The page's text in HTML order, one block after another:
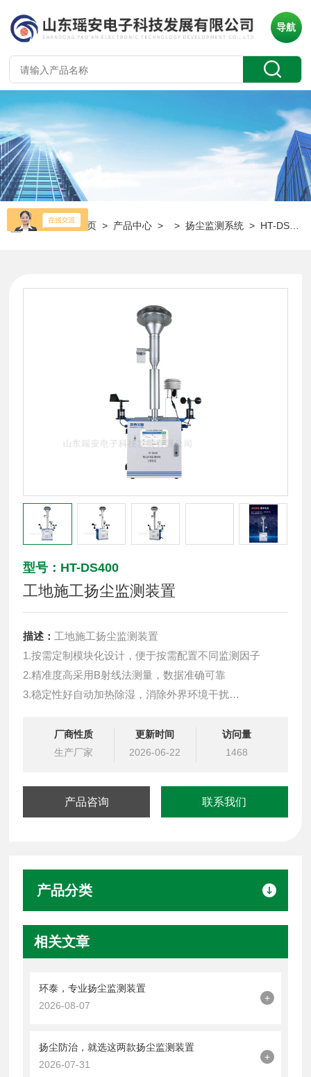
导航
当前位置：首页 > 产品中心 > >扬尘监测系统 > HT-DS400工地施工扬尘监测装置
型号：HT-DS400
工地施工扬尘监测装置
描述： 工地施工扬尘监测装置
1.按需定制模块化设计，便于按需配置不同监测因子
2.精准度高采用B射线法测量，数据准确可靠
3.稳定性好自动加热除湿，消除外界环境干扰
5.自动采样 间隔1小时采样并记录相关数据
6.便于布点 4G 无线传输稳定，适合大规模网格化布点
厂商性质
生产厂家
更新时间
2026-06-22
访问量
1468
产品咨询 联系我们
产品分类
相关文章
环泰，专业扬尘监测装置
2026-08-07
+
扬尘防治，就选这两款扬尘监测装置
2026-07-31
+